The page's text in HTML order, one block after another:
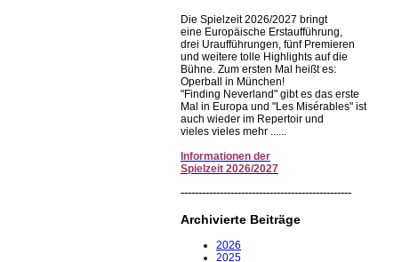
Die Spielzeit 2026/2027 bringt
eine Europäische Erstaufführung,
drei Uraufführungen, fünf Premieren
und weitere tolle Highlights auf die
Bühne. Zum ersten Mal heißt es:
Operball in München!
"Finding Neverland" gibt es das erste
Mal in Europa und "Les Misérables" ist
auch wieder im Repertoir und
vieles vieles mehr ......
Informationen der
Spielzeit 2026/2027
------------------------------------------------
Archivierte Beiträge
2026
2025